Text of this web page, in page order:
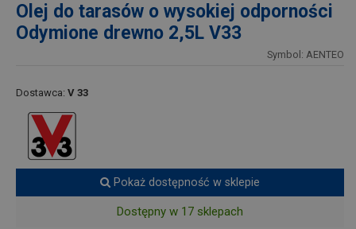
Olej do tarasów o wysokiej odporności
Odymione drewno 2,5L V33
Symbol: AENTEO
Dostawca: V 33
Pokaż dostępność w sklepie
Dostępny w 17 sklepach